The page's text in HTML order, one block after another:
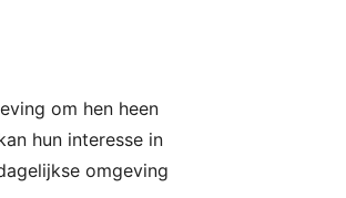
om hen heen
hun interesse in
omgeving